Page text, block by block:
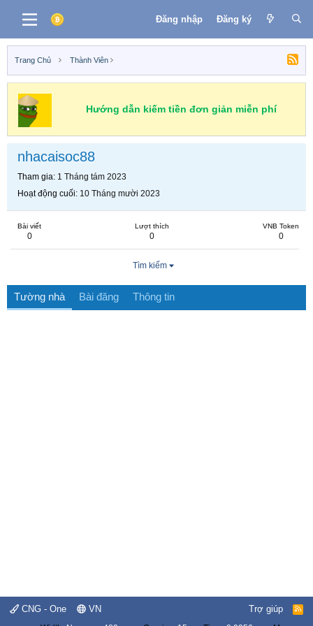
Đăng nhập Đăng ký
Trang Chủ Thành Viên
Hướng dẫn kiếm tiền đơn giản miễn phí
nhacaisoc88
Tham gia 1 Tháng tám 2023
Hoạt động cuối 10 Tháng mười 2023
Bài viết
0
Lượt thích
0
VNB Token
0
Tìm kiếm
Tường nhà Bài đăng Thông tin
CNG - One VN Trợ giúp
R